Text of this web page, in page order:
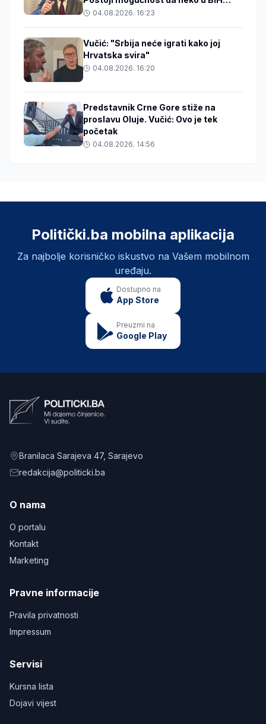
zakuha stvari
04.08.2026. 16:23
Vučić: "Srbija neće igrati kako joj
Hrvatska svira"
04.08.2026. 16:20
Predstavnik Crne Gore stiže na
proslavu Oluje. Vučić: Ovo je tek
početak
04.08.2026. 14:56
Politički.ba mobilna aplikacija
Za najbolje korisničko iskustvo na Vašem mobilnom
uređaju.
Dostupno na
App Store
Preuzmi na
Google Play
Branilaca Sarajeva 47, Sarajevo
redakcija@politicki.ba
O nama
O portalu
Kontakt
Marketing
Pravne informacije
Pravila privatnosti
Impressum
Servisi
Kursna lista
Dojavi vijest